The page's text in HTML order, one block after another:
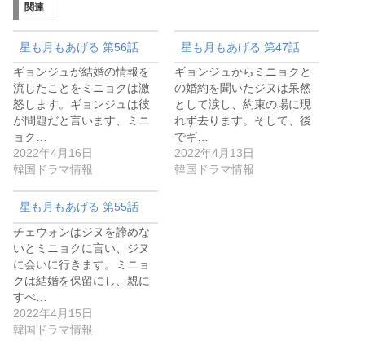
関連
星も月もあげる 第56話
ギョンジュが結婚の情報を
流したことをミニョクは激
怒します。ギョンジュは彼
が問題だと言います、ミニ
ョク…
2022年4月16日
韓国ドラマ情報
星も月もあげる 第47話
ギョンジュからミニョクと
の婚約を聞いたジヌは呆然
として涙し、約束の場に現
れず去ります。そして、後
でギ…
2022年4月13日
韓国ドラマ情報
星も月もあげる 第55話
チェウォンはジヌを諦めな
いとミニョクに言い、ジヌ
に会いに行きます。ミニョ
クは結婚を保留にし、親に
すべ…
2022年4月15日
韓国ドラマ情報